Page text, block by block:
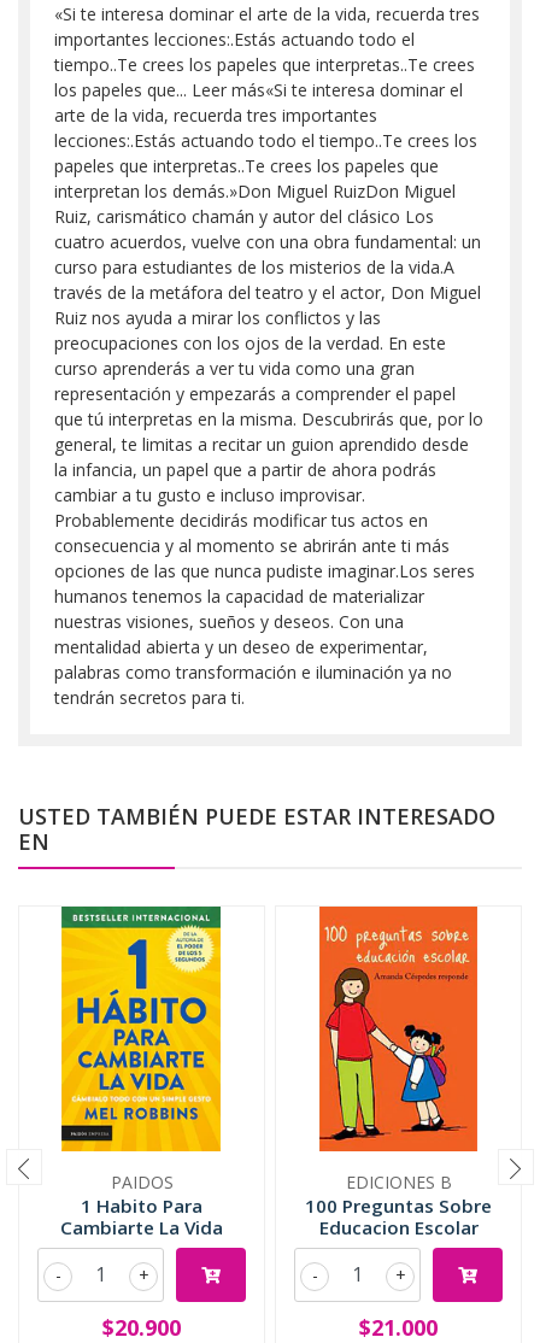
«Si te interesa dominar el arte de la vida, recuerda tres
importantes lecciones:.Estás actuando todo el
tiempo..Te crees los papeles que interpretas..Te crees
los papeles que... Leer más«Si te interesa dominar el
arte de la vida, recuerda tres importantes
lecciones:.Estás actuando todo el tiempo..Te crees los
papeles que interpretas..Te crees los papeles que
interpretan los demás.»Don Miguel RuizDon Miguel
Ruiz, carismático chamán y autor del clásico Los
cuatro acuerdos, vuelve con una obra fundamental: un
curso para estudiantes de los misterios de la vida.A
través de la metáfora del teatro y el actor, Don Miguel
Ruiz nos ayuda a mirar los conflictos y las
preocupaciones con los ojos de la verdad. En este
curso aprenderás a ver tu vida como una gran
representación y empezarás a comprender el papel
que tú interpretas en la misma. Descubrirás que, por lo
general, te limitas a recitar un guion aprendido desde
la infancia, un papel que a partir de ahora podrás
cambiar a tu gusto e incluso improvisar.
Probablemente decidirás modificar tus actos en
consecuencia y al momento se abrirán ante ti más
opciones de las que nunca pudiste imaginar.Los seres
humanos tenemos la capacidad de materializar
nuestras visiones, sueños y deseos. Con una
mentalidad abierta y un deseo de experimentar,
palabras como transformación e iluminación ya no
tendrán secretos para ti.
USTED TAMBIÉN PUEDE ESTAR INTERESADO
EN
PAIDOS
1 Habito Para
Cambiarte La Vida
+
-
$20.900
EDICIONES B
100 Preguntas Sobre
Educacion Escolar
+
-
$21.000